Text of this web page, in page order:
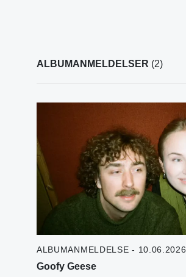
ALBUMANMELDELSER (2)
ALBUMANMELDELSE - 10.06.2026
Goofy Geese